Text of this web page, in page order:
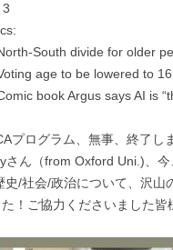
3
South divide for older
age to be lowered to
book Argus says AI is
プログラム、無事、終了し
さん（from Oxford Uni.)、
史/社会/政治について、沢山
た！ご協力くださいました